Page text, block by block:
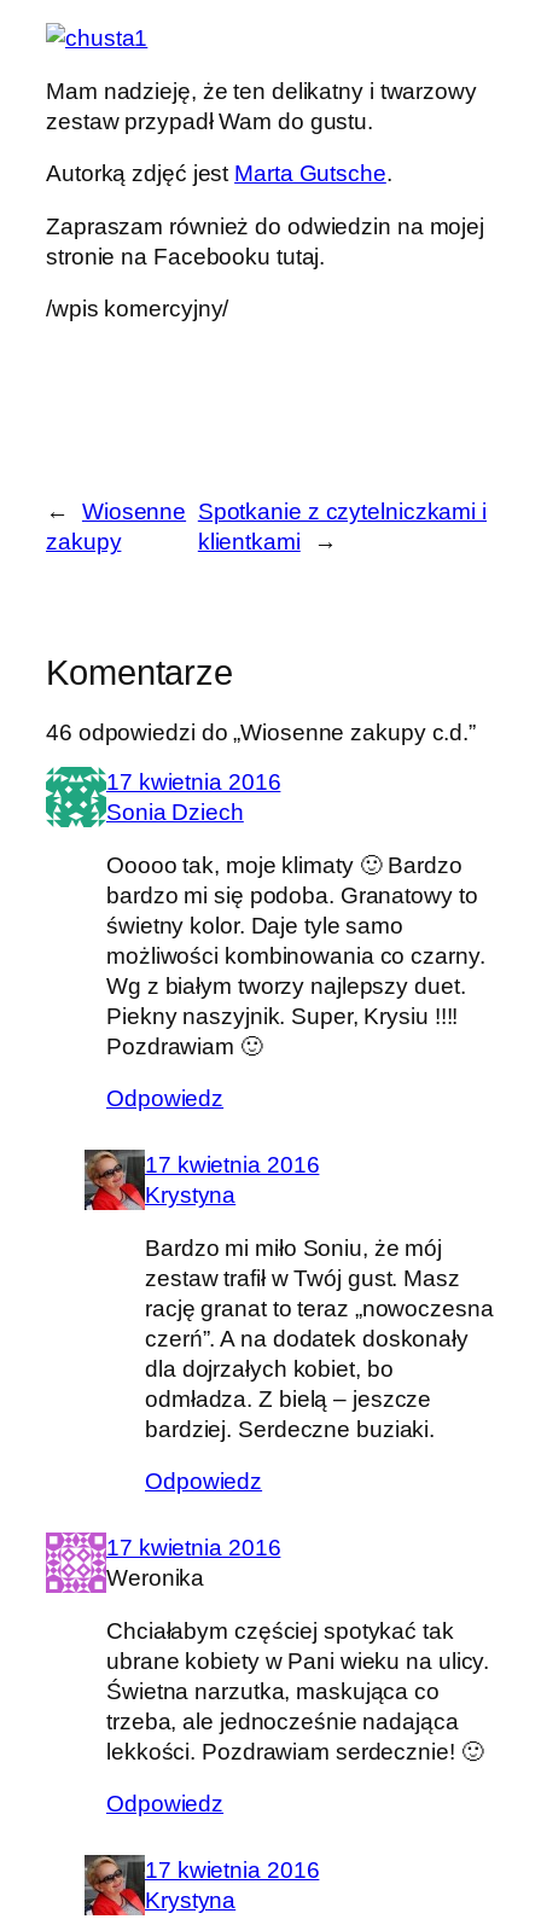
Mam nadzieję, że ten delikatny i twarzowy
zestaw przypadł Wam do gustu.
Autorką zdjęć jest Marta Gutsche.
Zapraszam również do odwiedzin na mojej
stronie na Facebooku tutaj.
/wpis komercyjny/
←
Wiosenne
zakupy
Spotkanie z czytelniczkami i
klientkami
→
Komentarze
46 odpowiedzi do „Wiosenne zakupy c.d.”
17 kwietnia 2016
Sonia Dziech
Ooooo tak, moje klimaty 🙂 Bardzo
bardzo mi się podoba. Granatowy to
świetny kolor. Daje tyle samo
możliwości kombinowania co czarny.
Wg z białym tworzy najlepszy duet.
Piekny naszyjnik. Super, Krysiu !!!!
Pozdrawiam 🙂
Odpowiedz
17 kwietnia 2016
Krystyna
Bardzo mi miło Soniu, że mój
zestaw trafił w Twój gust. Masz
rację granat to teraz „nowoczesna
czerń”. A na dodatek doskonały
dla dojrzałych kobiet, bo
odmładza. Z bielą – jeszcze
bardziej. Serdeczne buziaki.
Odpowiedz
17 kwietnia 2016
Weronika
Chciałabym częściej spotykać tak
ubrane kobiety w Pani wieku na ulicy.
Świetna narzutka, maskująca co
trzeba, ale jednocześnie nadająca
lekkości. Pozdrawiam serdecznie! 🙂
Odpowiedz
17 kwietnia 2016
Krystyna